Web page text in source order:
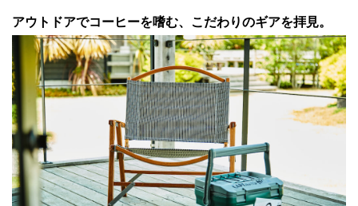
アウトドアでコーヒーを嗜む、こだわりのギアを拝見。